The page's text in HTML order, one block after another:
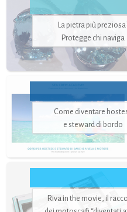
La pietra più
Protegge chi naviga
Come diventare
e steward di bordo
Riva in the movie, il